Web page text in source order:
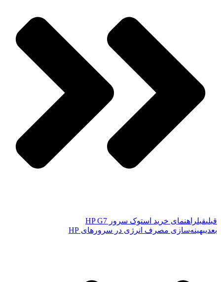
قبلیقبلراهنمای خرید استوک سرور HP G7
بعدیبهینه‌سازی مصرف انرژی در سرورهای HP